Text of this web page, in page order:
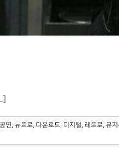
공연, 뉴트로, 다운로드, 디지털, 레트로, 뮤지